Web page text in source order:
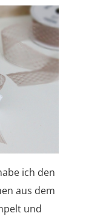
ich den
aus dem
und